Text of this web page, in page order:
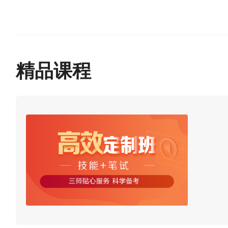
第一条符合《执业医师
第二条试用机构是指符
例实施细则》所规定的医疗
第三条试用期考核证明
精品课程